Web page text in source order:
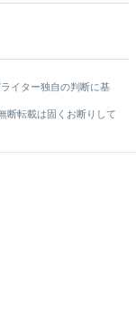
イター独自の判断に基
断転載は固くお断りして